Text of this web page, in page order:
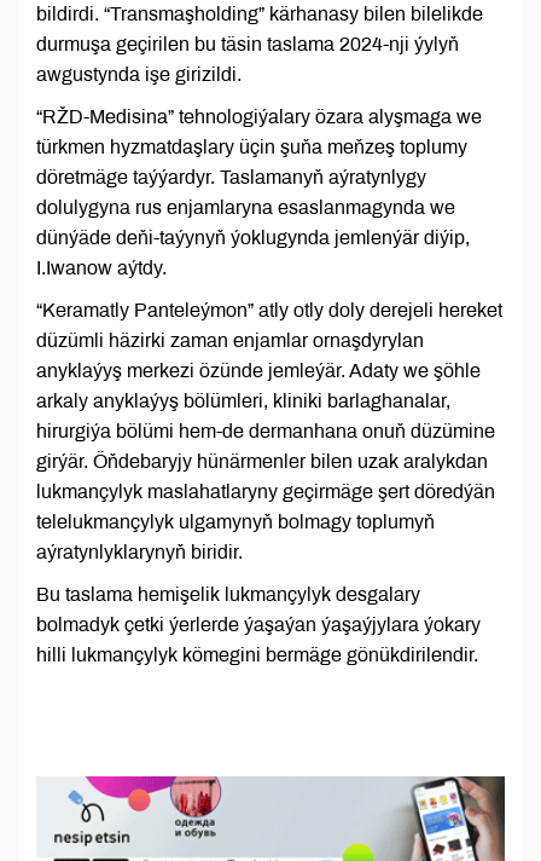
bildirdi. “Transmaşholding” kärhanasy bilen bilelikde
durmuşa geçirilen bu täsin taslama 2024-nji ýylyň
awgustynda işe girizildi.
“RŽD-Medisina” tehnologiýalary özara alyşmaga we
türkmen hyzmatdaşlary üçin şuňa meňzeş toplumy
döretmäge taýýardyr. Taslamanyň aýratynlygy
dolulygyna rus enjamlaryna esaslanmagynda we
dünýäde deňi-taýynyň ýoklugynda jemlenýär diýip,
I.Iwanow aýtdy.
“Keramatly Panteleýmon” atly otly doly derejeli hereket
düzümli häzirki zaman enjamlar ornaşdyrylan
anyklaýyş merkezi özünde jemleýär. Adaty we şöhle
arkaly anyklaýyş bölümleri, kliniki barlaghanalar,
hirurgiýa bölümi hem-de dermanhana onuň düzümine
girýär. Öňdebaryjy hünärmenler bilen uzak aralykdan
lukmançylyk maslahatlaryny geçirmäge şert döredýän
telelukmançylyk ulgamynyň bolmagy toplumyň
aýratynlyklarynyň biridir.
Bu taslama hemişelik lukmançylyk desgalary
bolmadyk çetki ýerlerde ýaşaýan ýaşaýjylara ýokary
hilli lukmançylyk kömegini bermäge gönükdirilendir.